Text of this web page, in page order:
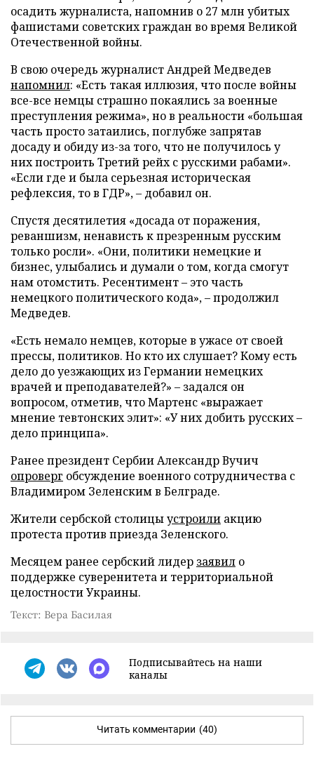
осадить журналиста, напомнив о 27 млн убитых
фашистами советских граждан во время Великой
Отечественной войны.
В свою очередь журналист Андрей Медведев
напомнил: «Есть такая иллюзия, что после войны
все-все немцы страшно покаялись за военные
преступления режима», но в реальности «большая
часть просто затаились, поглубже запрятав
досаду и обиду из-за того, что не получилось у
них построить Третий рейх с русскими рабами».
«Если где и была серьезная историческая
рефлексия, то в ГДР», – добавил он.
Спустя десятилетия «досада от поражения,
реваншизм, ненависть к презренным русским
только росли». «Они, политики немецкие и
бизнес, улыбались и думали о том, когда смогут
нам отомстить. Ресентимент – это часть
немецкого политического кода», – продолжил
Медведев.
«Есть немало немцев, которые в ужасе от своей
прессы, политиков. Но кто их слушает? Кому есть
дело до уезжающих из Германии немецких
врачей и преподавателей?» – задался он
вопросом, отметив, что Мартенс «выражает
мнение тевтонских элит»: «У них добить русских –
дело принципа».
Ранее президент Сербии Александр Вучич
опроверг обсуждение военного сотрудничества с
Владимиром Зеленским в Белграде.
Жители сербской столицыустроили акцию
протеста против приезда Зеленского.
Месяцем ранее сербский лидер заявил о
поддержке суверенитета и территориальной
целостности Украины.
Текст: Вера Басилая
Подписывайтесь на наши
каналы
Читать комментарии (40)